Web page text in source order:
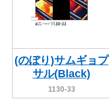
(のぼり)サムギョプ
サル(Black)
1130-33